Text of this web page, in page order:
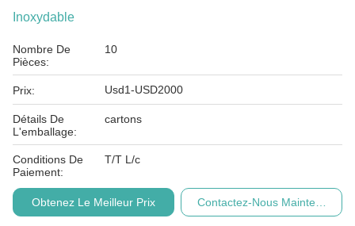
Inoxydable
Nombre De
Pièces:
10
Prix: Usd1-USD2000
Détails De
L'emballage:
cartons
Conditions De
Paiement:
T/T L/c
Obtenez Le Meilleur Prix Contactez-Nous Maintenant